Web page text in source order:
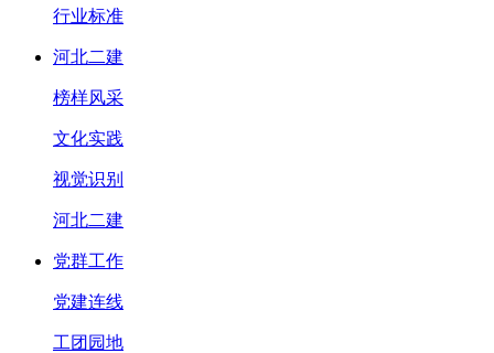
行业标准
河北二建
榜样风采
文化实践
视觉识别
河北二建
党群工作
党建连线
工团园地